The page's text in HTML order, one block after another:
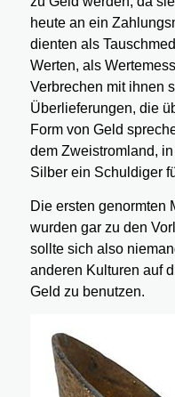
heute an ein
dienten als
Werten, als
Verbrechen mit ihnen
Überlieferungen, die
Form von Geld
dem Zweistromland,
Silber ein Schuldiger
Die ersten genormten
wurden gar zu den
sollte sich also
anderen Kulturen auf
Geld zu benutzen.